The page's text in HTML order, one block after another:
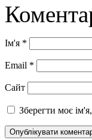
Ім'я *
Email *
Сайт
Зберегти моє